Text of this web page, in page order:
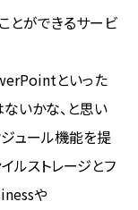
とができるサービ
といった
いかな、と思い
ジュール機能を提
ルストレージとフ
や